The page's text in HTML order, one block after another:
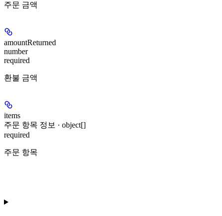
주문 금액
amountReturned
number
required
환불 금액
items
주문 항목 정보 · object[]
required
주문 항목